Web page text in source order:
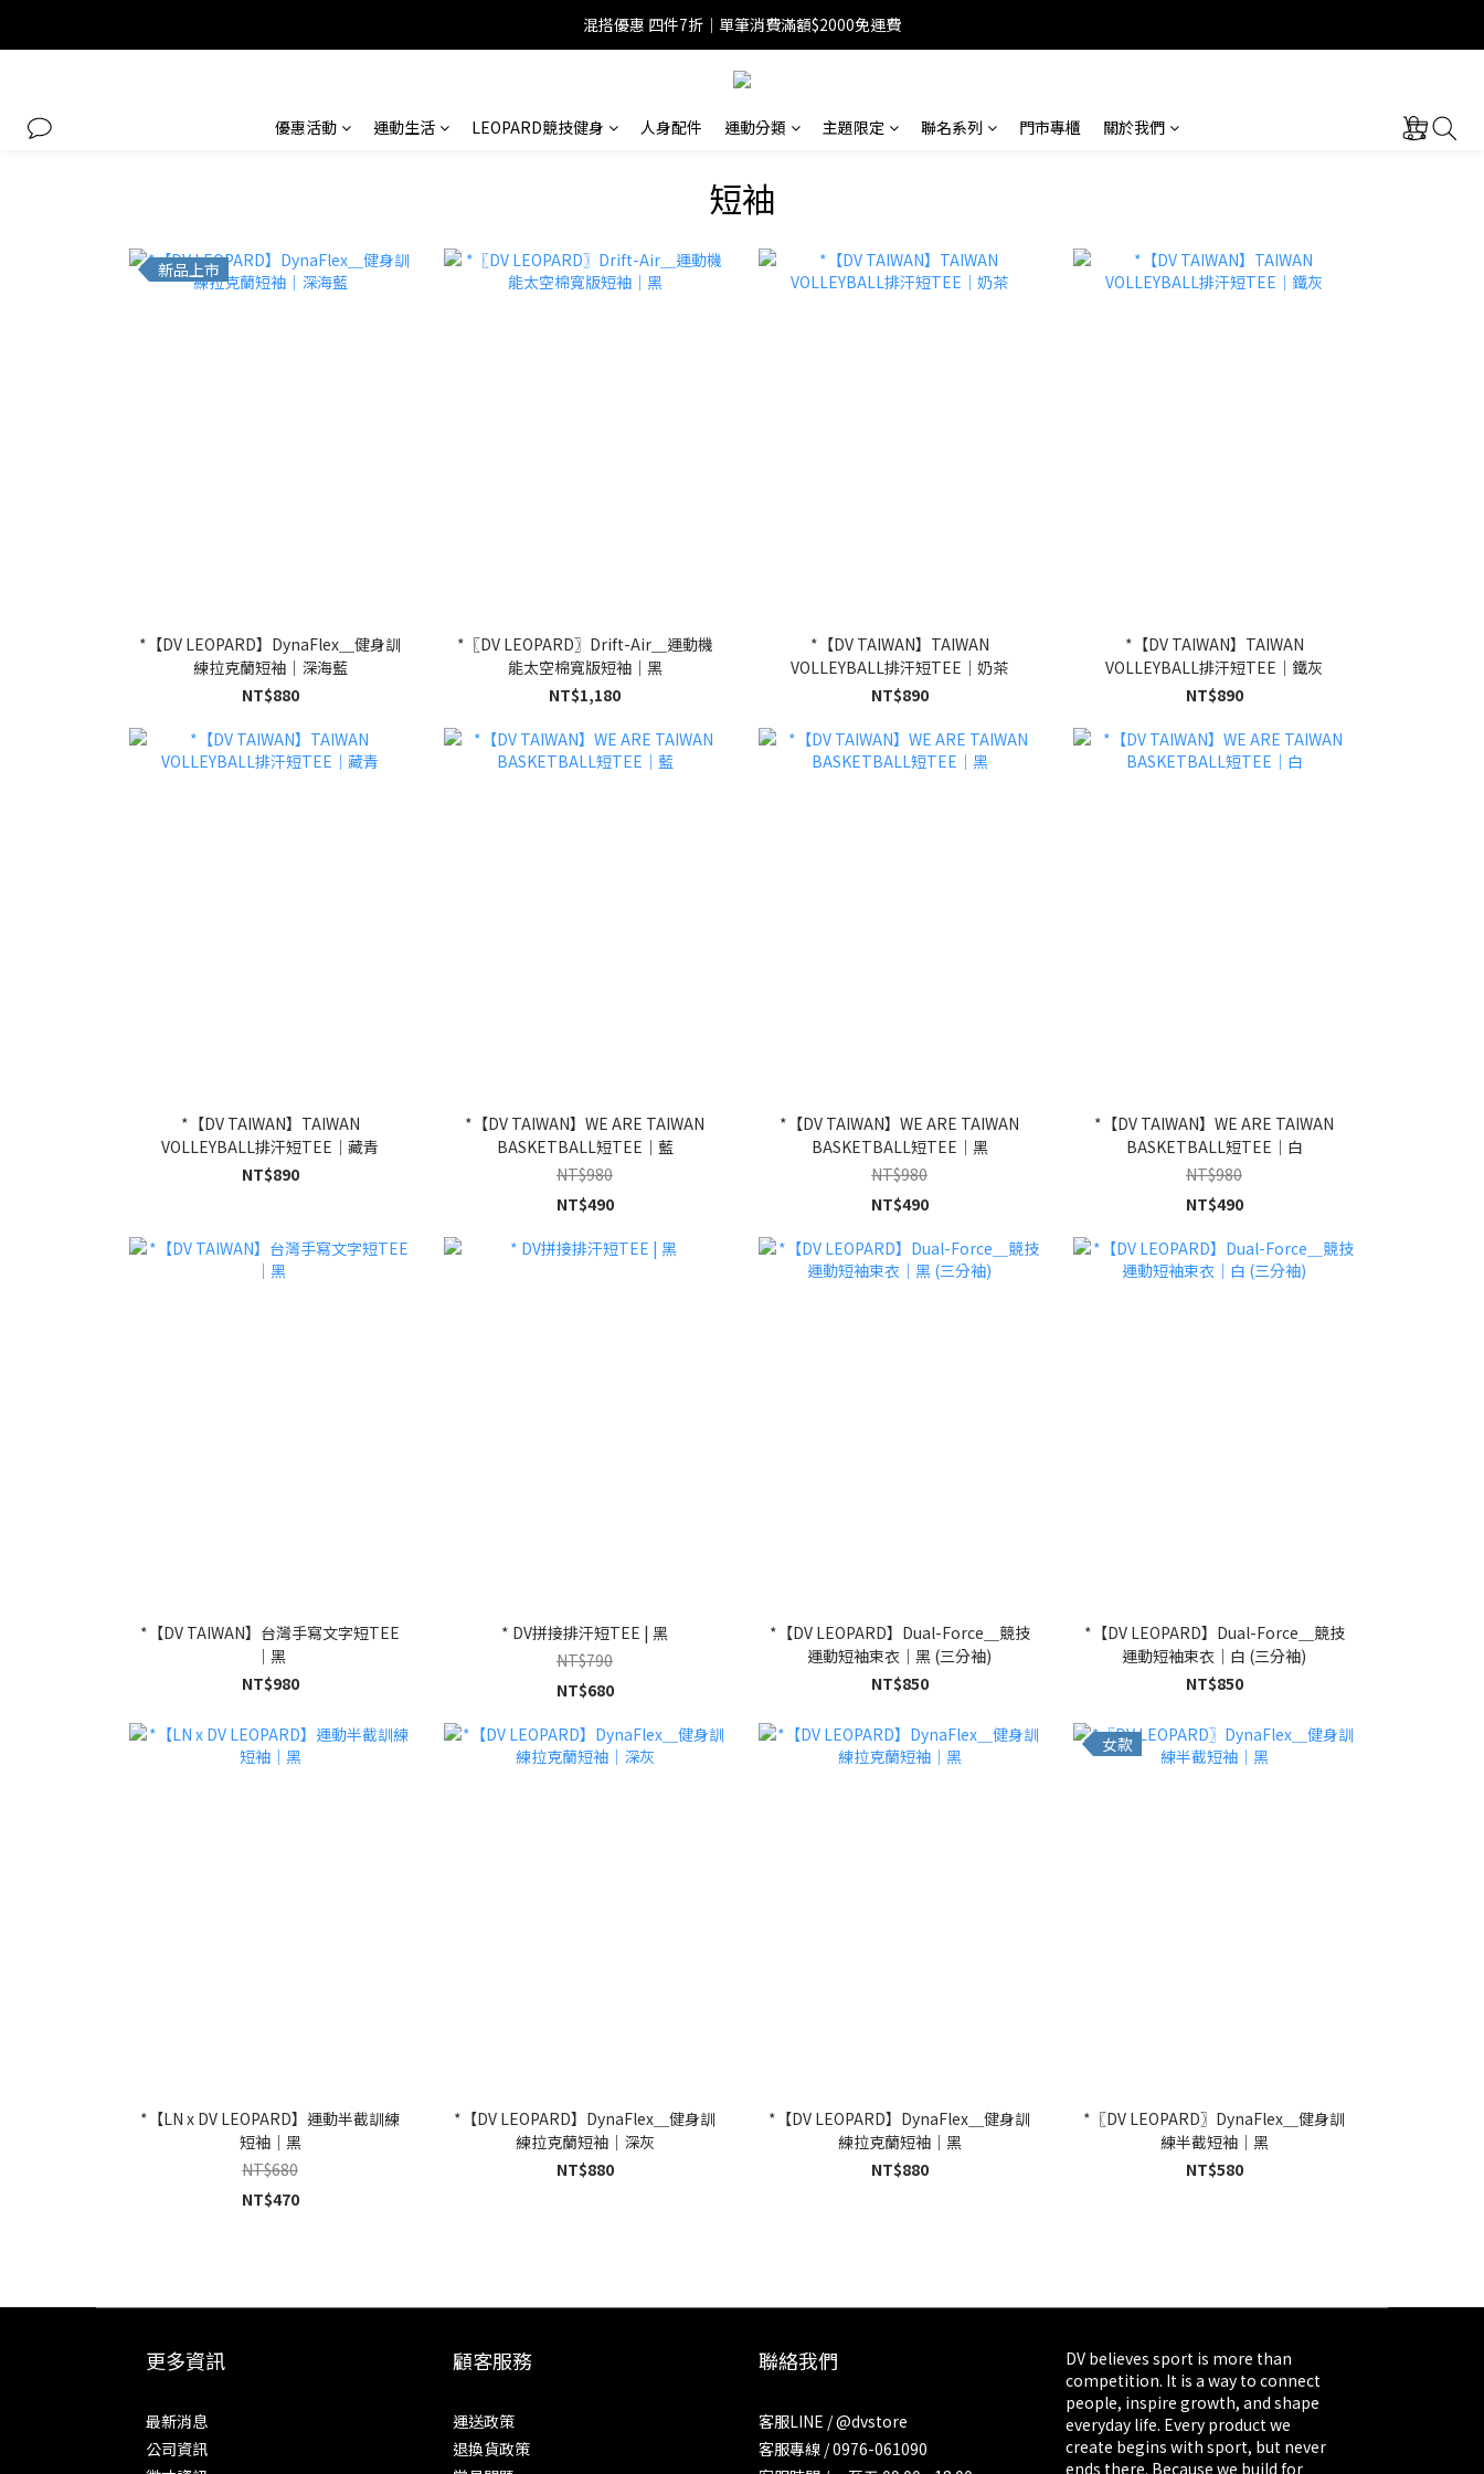
混搭優惠 四件7折｜單筆消費滿額$2000免運費
優惠活動 運動生活 LEOPARD競技健身 人身配件 運動分類 主題限定 聯名系列 門市專櫃 關於我們
短袖
新品上市
*【DV LEOPARD】DynaFlex＿健身訓
練拉克蘭短袖｜深海藍
NT$880
*〖DV LEOPARD〗Drift-Air＿運動機
能太空棉寬版短袖｜黑
NT$1,180
*【DV TAIWAN】TAIWAN
VOLLEYBALL排汗短TEE｜奶茶
NT$890
*【DV TAIWAN】TAIWAN
VOLLEYBALL排汗短TEE｜鐵灰
NT$890
*【DV TAIWAN】TAIWAN
VOLLEYBALL排汗短TEE｜藏青
NT$890
*【DV TAIWAN】WE ARE TAIWAN
BASKETBALL短TEE｜藍
NT$980
NT$490
*【DV TAIWAN】WE ARE TAIWAN
BASKETBALL短TEE｜黑
NT$980
NT$490
*【DV TAIWAN】WE ARE TAIWAN
BASKETBALL短TEE｜白
NT$980
NT$490
*【DV TAIWAN】台灣手寫文字短TEE
｜黑
NT$980
* DV拼接排汗短TEE | 黑
NT$790
NT$680
*【DV LEOPARD】Dual-Force＿競技
運動短袖束衣｜黑 (三分袖)
NT$850
*【DV LEOPARD】Dual-Force＿競技
運動短袖束衣｜白 (三分袖)
NT$850
*【LN x DV LEOPARD】運動半截訓練
短袖｜黑
NT$680
NT$470
*【DV LEOPARD】DynaFlex＿健身訓
練拉克蘭短袖｜深灰
NT$880
*【DV LEOPARD】DynaFlex＿健身訓
練拉克蘭短袖｜黑
NT$880
女款
*〖DV LEOPARD〗DynaFlex＿健身訓
練半截短袖｜黑
NT$580
更多資訊
最新消息
公司資訊
顧客服務
運送政策
退換貨政策
聯絡我們
客服LINE / @dvstore
客服專線 / 0976-061090
DV believes sport is more than
competition. It is a way to connect
people, inspire growth, and shape
everyday life. Every product we
create begins with sport, but never
ends there. Because we build for